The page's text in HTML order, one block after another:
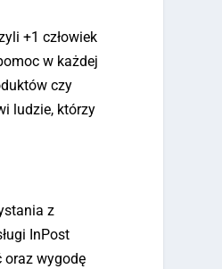
+1 człowiek
w każdej
czy
ludzie, którzy
z
InPost
oraz wygodę